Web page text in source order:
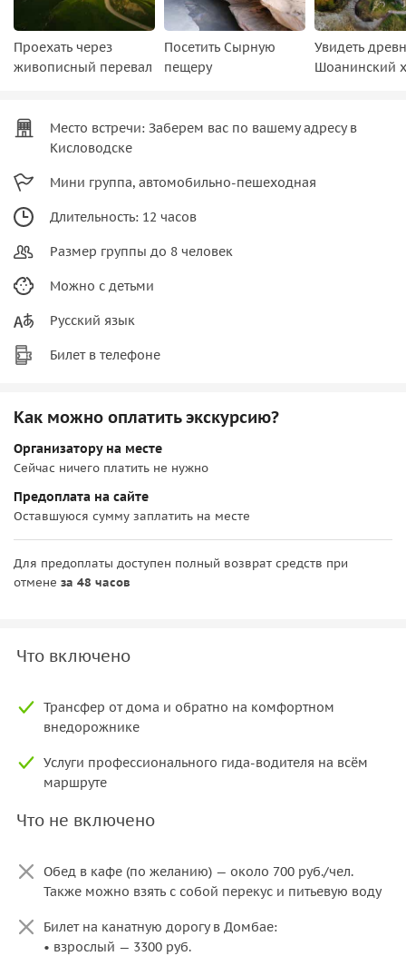
Проехать через
живописный перевал
Посетить Сырную
пещеру
Увидеть
Шоанинский
Место встречи: Заберем вас по вашему адресу в
Кисловодске
Мини группа, автомобильно-пешеходная
Длительность: 12 часов
Размер группы до 8 человек
Можно с детьми
Русский язык
Билет в телефоне
Как можно оплатить экскурсию?
Организатору на месте
Сейчас ничего платить не нужно
Предоплата на сайте
Оставшуюся сумму заплатить на месте
Для предоплаты доступен полный возврат средств при
отмене за 48 часов
Что включено
Трансфер от дома и обратно на комфортном
внедорожнике
Услуги профессионального гида-водителя на всём
маршруте
Что не включено
Обед в кафе (по желанию) — около 700 руб./чел.
Также можно взять с собой перекус и питьевую воду
Билет на канатную дорогу в Домбае:
• взрослый — 3300 руб.